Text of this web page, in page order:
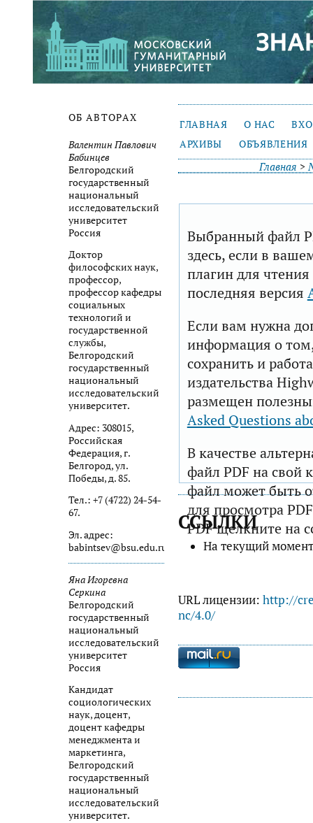
ОБ АВТОРАХ
Валентин Павлович
Бабинцев
Белгородский
государственный
национальный
исследовательский
университет
Россия
Доктор
философских наук,
профессор,
профессор кафедры
социальных
технологий и
государственной
службы,
Белгородский
государственный
национальный
исследовательский
университет.
Адрес: 308015,
Российская
Федерация, г.
Белгород, ул.
Победы, д. 85.
Тел.: +7 (4722) 24-54-
67.
Эл. адрес:
babintsev@bsu.edu.ru
Яна Игоревна
Серкина
Белгородский
государственный
национальный
исследовательский
университет
Россия
Кандидат
социологических
наук, доцент,
доцент кафедры
менеджмента и
маркетинга,
Белгородский
государственный
национальный
исследовательский
университет.
ГЛАВНАЯ О НАС
АРХИВЫ
ОБЪЯВЛЕНИЯ
Главная >
Выбранный файл
здесь, если в
плагин для
последняя версия
Если вам нужна
информация о том,
сохранить и
издательства
размещен
Asked Questions
В качестве
файл PDF на свой
файл может быть
для просмотра
PDF щелкните на
ССЫЛКИ
На текущий
URL лицензии: http://
nc/4.0/